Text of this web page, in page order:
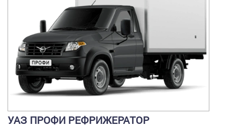
УАЗ ПРОФИ РЕФРИЖЕРАТОР